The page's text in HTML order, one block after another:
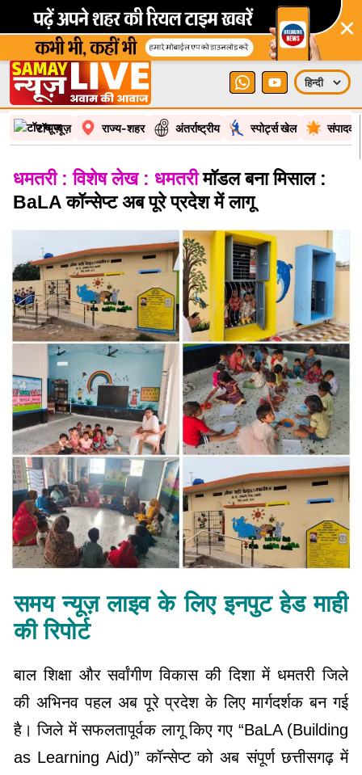
×
टॉप न्यूज़ राज्य-शहर अंतर्राष्ट्रीय स्पोर्ट्स खेल
धमतरी : विशेष लेख : धमतरीमॉडल बना मिसाल :
BaLA कॉन्सेप्ट अब पूरे प्रदेश में लागू
समय न्यूज़ लाइव के लिए इनपुट हेड माही
की रिपोर्ट
बाल शिक्षा और सर्वांगीण विकास की दिशा में धमतरी जिले
की अभिनव पहल अब पूरे प्रदेश के लिए मार्गदर्शक बन गई
है। जिले में सफलतापूर्वक लागू किए गए “BaLA (Building
as Learning Aid)” कॉन्सेप्ट को अब संपूर्ण छत्तीसगढ़ में